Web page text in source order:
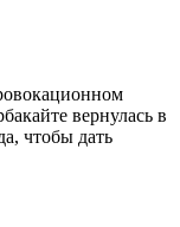
вернулась в
чтобы дать